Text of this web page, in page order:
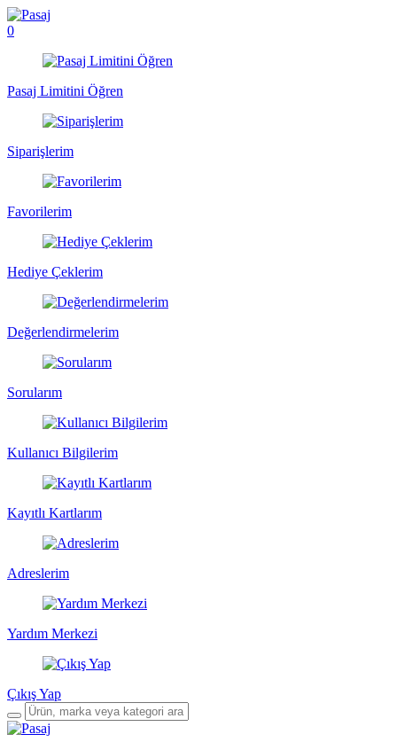
0
Pasaj Limitini Öğren
Siparişlerim
Favorilerim
Hediye Çeklerim
Değerlendirmelerim
Sorularım
Kullanıcı Bilgilerim
Kayıtlı Kartlarım
Adreslerim
Yardım Merkezi
Çıkış Yap